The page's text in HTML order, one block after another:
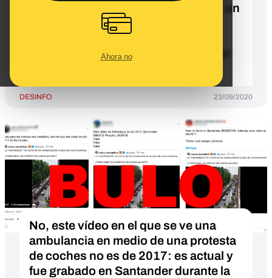
Ahora no
como si estuvieran haciendo pasar un
maniquí por un paciente con
coronavirus: es una simulación
realizada en un tren medicalizado en
DESINFO 23/09/2020
No, este vídeo en el que se ve una
ambulancia en medio de una protesta
de coches no es de 2017: es actual y
fue grabado en Santander durante la